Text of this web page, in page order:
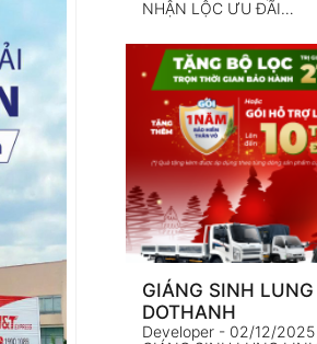
NHẬN LỘC ƯU ĐÃI…
GIÁNG SINH
DOTHANH
Developer - 02/12/2025